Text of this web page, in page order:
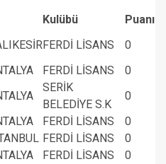
Kulübü
Puanı
FERDİ LİSANS
0
FERDİ LİSANS
0
SERİK
BELEDİYE S.K
0
FERDİ LİSANS
0
FERDİ LİSANS
0
FERDİ LİSANS
0